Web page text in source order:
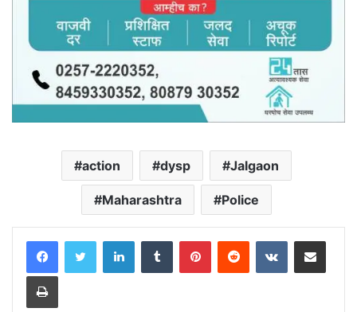
action dysp Jalgaon
Maharashtra Police
LinkedInTumblr PinterestReddit VKontakteShare via Email
Print